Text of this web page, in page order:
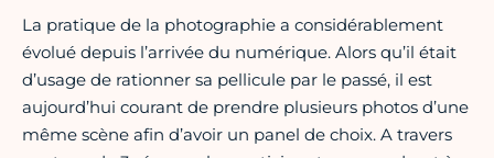
La pratique de la photographie a considérablement
évolué depuis l’arrivée du numérique. Alors qu’il était
d’usage de rationner sa pellicule par le passé, il est
aujourd’hui courant de prendre plusieurs photos d’une
même scène afin d’avoir un panel de choix. A travers